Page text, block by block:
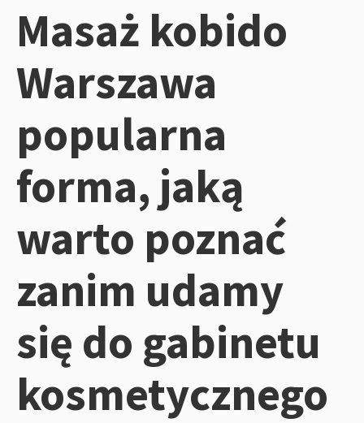
Masaż kobido
Warszawa
popularna
forma, jaką
warto poznać
zanim udamy
się do gabinetu
kosmetycznego